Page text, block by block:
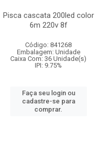
Pisca cascata 200led color
6m 220v 8f
Código: 841268
Embalagem: Unidade
Caixa Com: 36 Unidade(s)
IPI: 9.75%
Faça seu login ou
cadastre-se para
comprar.